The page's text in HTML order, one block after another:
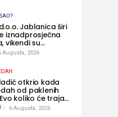
d.o.o. Jablanica širi
iznadprosječna
vikendi su
se više
Augusta, 2026
otkrio kada
od paklenih
koliko će trajati
u BiH
6 Augusta, 2026